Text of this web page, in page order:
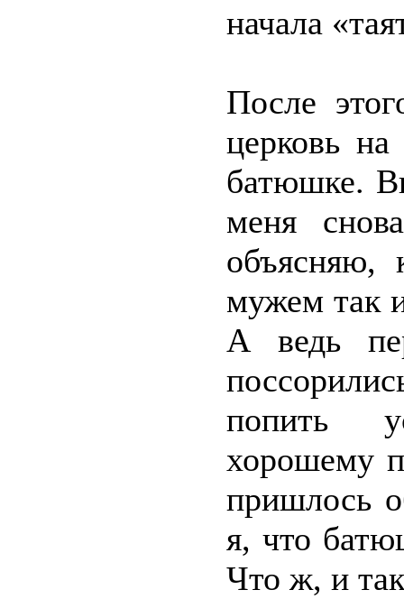
начала
После
церковь на
батюшке.
меня
объясняю,
мужем так
А ведь
попить
хорошему
пришлось
я, что
Что ж, и